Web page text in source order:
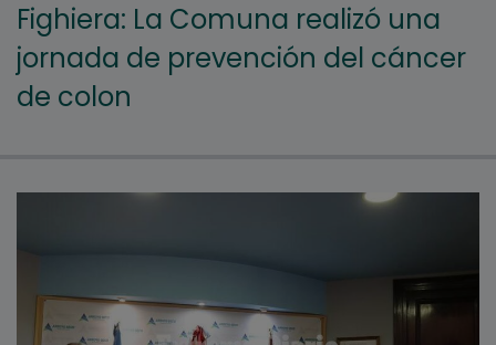
Fighiera: La Comuna realizó una
jornada de prevención del cáncer
de colon